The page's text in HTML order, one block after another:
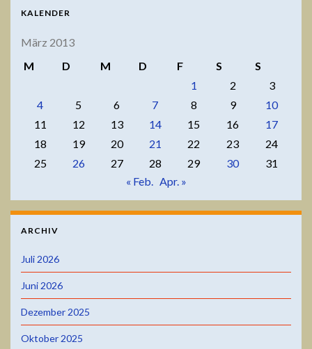
KALENDER
März 2013
M
D M D F S
S
1
2
3
4
5 6 7 8 9
10
11
12 13 14 15 16
17
18
19 20 21 22 23
24
25
26 27 28 29 30
31
« Feb. Apr. »
ARCHIV
Juli 2026
Juni 2026
Dezember 2025
Oktober 2025